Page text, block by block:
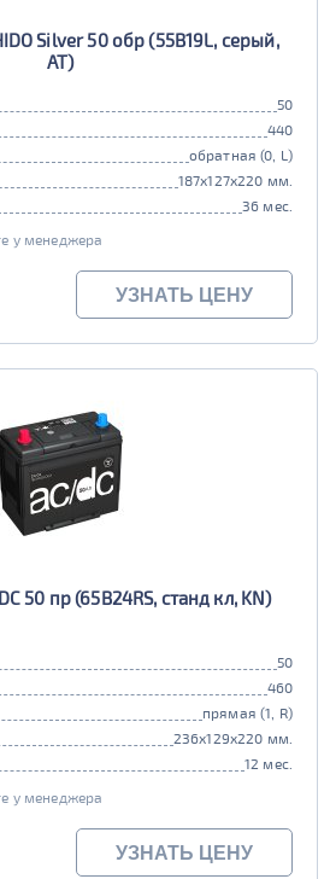
Silver 50 обр (55B19L, серый,
AT)
50
440
обратная (0, L)
187x127x220 мм.
36 мес.
у менеджера
УЗНАТЬ ЦЕНУ
50 пр (65B24RS, станд кл, KN)
50
460
прямая (1, R)
236x129x220 мм.
12 мес.
у менеджера
УЗНАТЬ ЦЕНУ